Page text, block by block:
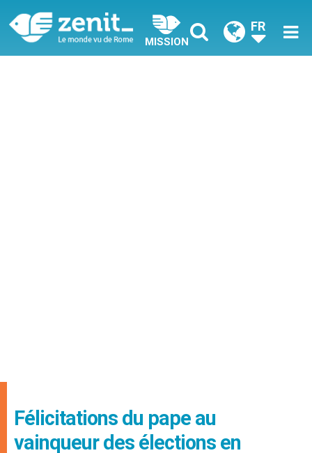
MISSION
FR
Félicitations du pape au
vainqueur des élections en